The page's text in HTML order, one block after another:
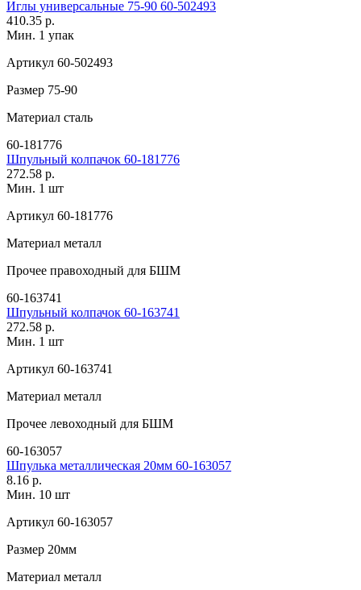
Иглы универсальные 75-90 60-502493
410.35 р.
Мин. 1 упак
Артикул 60-502493
Размер 75-90
Материал сталь
60-181776
Шпульный колпачок 60-181776
272.58 р.
Мин. 1 шт
Артикул 60-181776
Материал металл
Прочее правоходный для БШМ
60-163741
Шпульный колпачок 60-163741
272.58 р.
Мин. 1 шт
Артикул 60-163741
Материал металл
Прочее левоходный для БШМ
60-163057
Шпулька металлическая 20мм 60-163057
8.16 р.
Мин. 10 шт
Артикул 60-163057
Размер 20мм
Материал металл